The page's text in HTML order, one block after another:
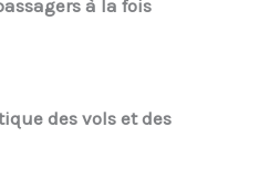
à la fois
des vols et des